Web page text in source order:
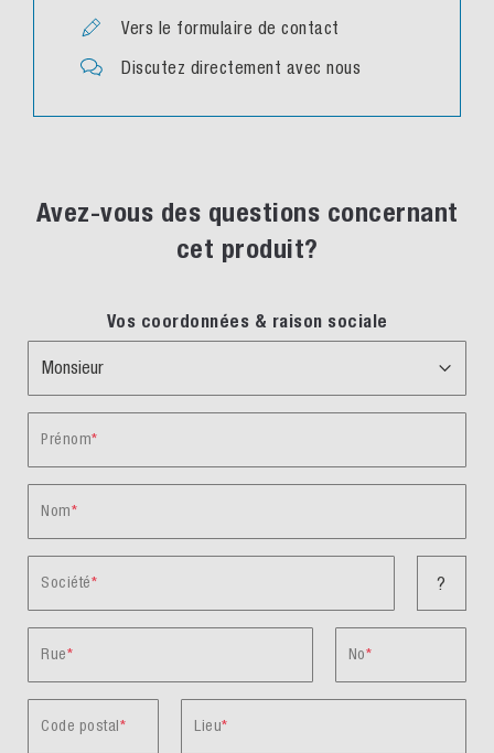
Vers le formulaire de contact
Discutez directement avec nous
Avez-vous des questions concernant
cet produit?
Vos coordonnées & raison sociale
Prénom
Nom
Société ?
Rue No
Code postal Lieu